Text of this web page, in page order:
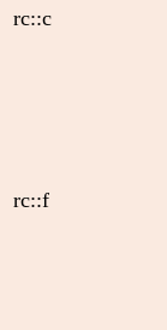
rc::c
rc::f